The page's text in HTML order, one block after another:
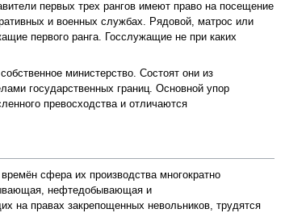
первых трех рангов имеют право на посещение
и военных службах. Рядовой, матрос или
первого ранга. Госслужащие не при каких
министерство. Состоят они из
государственных границ. Основной упор
превосходства и отличаются
сфера их производства многократно
нефтедобывающая и
на правах закрепощенных невольников, трудятся